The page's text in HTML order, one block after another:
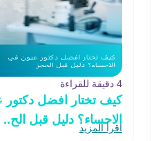
4 دقيقة للقراءة
كيف تختار افضل
الاحساء؟ دليل قبل الح..
اقرأ المزيد